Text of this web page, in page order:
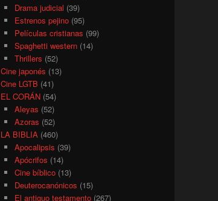
Drama judicial (39)
Estrenos pejino(95)
Películas cristianas (99)
Spaghetti western(14)
Thrillers (52)
Cine japonés (13)
Cine LGTB (41)
EL CORÁN (54)
Aleyas (52)
Azoras (52)
LA BIBLIA (460)
Apocalipsis (39)
Apócrifos (14)
Cine bíblico(13)
Deuterocanónicos (15)
El antiguo testamento(267)